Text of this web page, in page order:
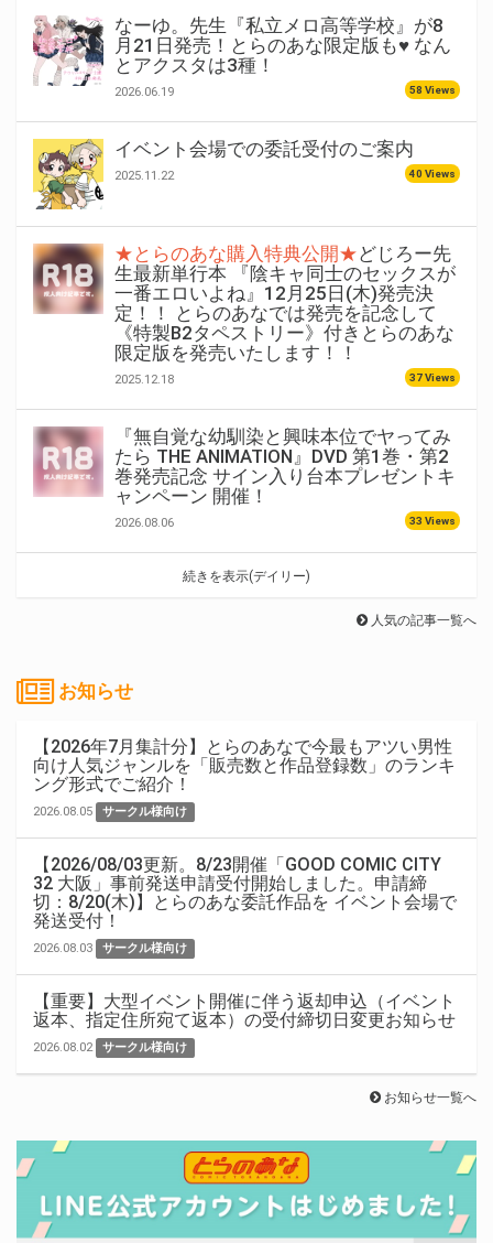
なーゆ。先生『私立メロ高等学校』が8
月21日発売！とらのあな限定版も♥ なん
とアクスタは3種！
2026.06.19 58 Views
イベント会場での委託受付のご案内
2025.11.22 40 Views
★とらのあな購入特典公開★どじろー先
生最新単行本 『陰キャ同士のセックスが
一番エロいよね』12月25日(木)発売決
定！！ とらのあなでは発売を記念して
《特製B2タペストリー》付きとらのあな
限定版を発売いたします！！
2025.12.18 37 Views
『無自覚な幼馴染と興味本位でヤってみ
たら THE ANIMATION』DVD 第1巻・第2
巻発売記念 サイン入り台本プレゼントキ
ャンペーン 開催！
2026.08.06 33 Views
続きを表示(デイリー)
人気の記事一覧へ
お知らせ
【2026年7月集計分】とらのあなで今最もアツい男性
向け人気ジャンルを「販売数と作品登録数」のランキ
ング形式でご紹介！
2026.08.05 サークル様向け
【2026/08/03更新。8/23開催「GOOD COMIC CITY
32 大阪」事前発送申請受付開始しました。申請締
切：8/20(木)】とらのあな委託作品を イベント会場で
発送受付！
2026.08.03 サークル様向け
【重要】大型イベント開催に伴う返却申込（イベント
返本、指定住所宛て返本）の受付締切日変更お知らせ
2026.08.02 サークル様向け
お知らせ一覧へ